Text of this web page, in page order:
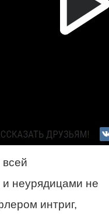
неурядицами не
интриг,